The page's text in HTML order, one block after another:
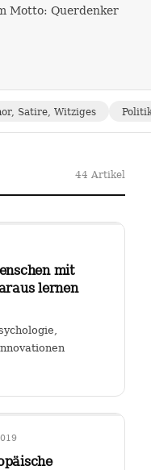
Motto: Querdenker
Satire, Witziges
44 Artikel
mit
lernen